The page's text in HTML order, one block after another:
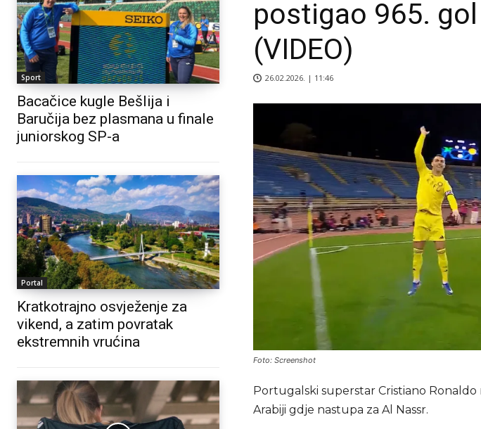
Sport
Bacačice kugle Bešlija i
Baručija bez plasmana u finale
juniorskog SP-a
Portal
Kratkotrajno osvježenje za
vikend, a zatim povratak
ekstremnih vrućina
postigao 965.
(VIDEO)
26.02.2026. | 11:46
Foto: Screenshot
Portugalski superstar Cristiano
Arabiji gdje nastupa za Al Nassr.